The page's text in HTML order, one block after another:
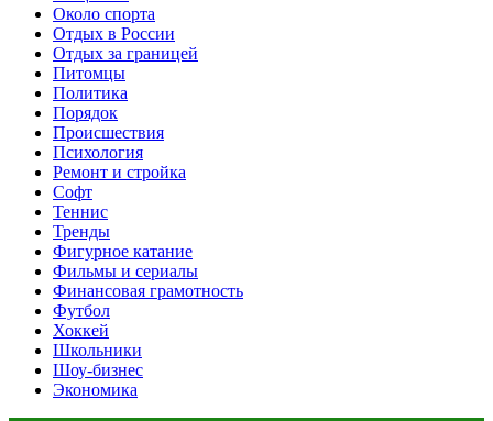
Около спорта
Отдых в России
Отдых за границей
Питомцы
Политика
Порядок
Происшествия
Психология
Ремонт и стройка
Софт
Теннис
Тренды
Фигурное катание
Фильмы и сериалы
Финансовая грамотность
Футбол
Хоккей
Школьники
Шоу-бизнес
Экономика